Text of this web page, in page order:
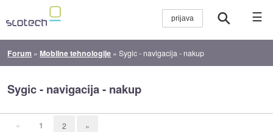
☰
Forum »Mobilne tehnologije »Sygic - navigacija - nakup
Sygic - navigacija - nakup
« 1 2 »